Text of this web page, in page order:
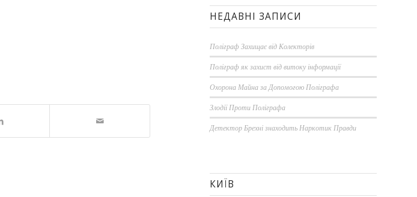
НЕДАВНІ ЗАПИСИ
Поліграф Захищає від Колекторів
Поліграф як захист від витоку інформації
Охорона Майна за Допомогою Поліграфа
Злодії Проти Поліграфа
Детектор Брехні знаходить Наркотик Правди
КИЇВ